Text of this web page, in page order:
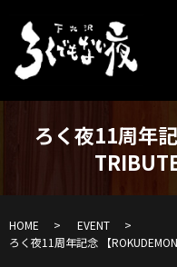
ろく夜11周年
HOME
EVENT
ろく夜11周年記念 【